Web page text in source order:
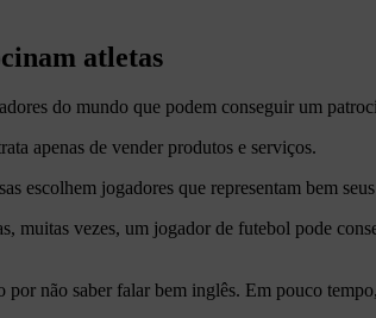
atletas
do mundo que podem conseguir um
apenas de vender produtos e serviços.
escolhem jogadores que representam bem
muitas vezes, um jogador de futebol pode
não saber falar bem inglês. Em pouco